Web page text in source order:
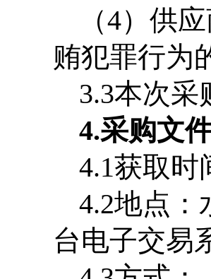
（4）供
贿犯罪行为
3.3本次采
4.采购文
4.1获取时
4.2地点：
台电子交易